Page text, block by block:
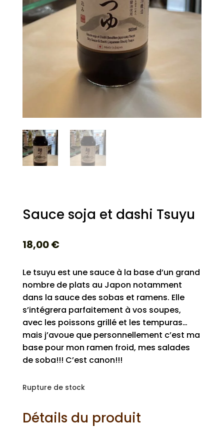
Sauce soja et dashi Tsuyu
18,00€
Le tsuyu est une sauce à la base d’un grand
nombre de plats au Japon notamment
dans la sauce des sobas et ramens. Elle
s’intégrera parfaitement à vos soupes,
avec les poissons grillé et les tempuras…
mais j’avoue que personnellement c’est ma
base pour mon ramen froid, mes salades
de soba!!! C’est canon!!!
Rupture de stock
Détails du produit